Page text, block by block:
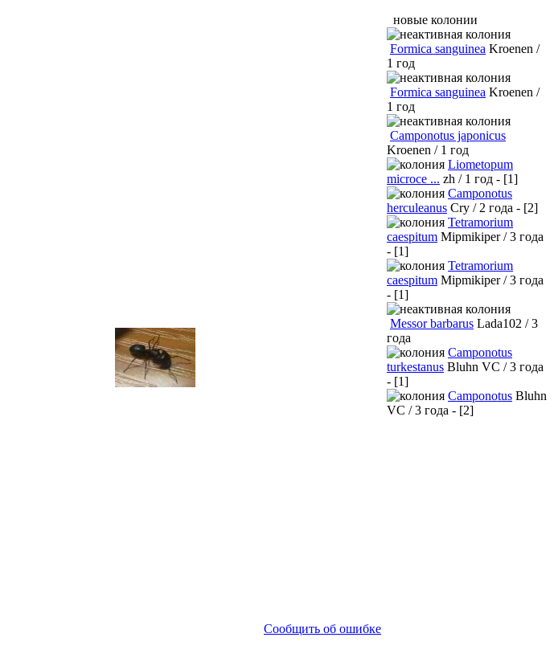
Сообщить об ошибке
новые колонии
Formica sanguinea Kroenen /
1 год
Formica sanguinea Kroenen /
1 год
Camponotus japonicus
Kroenen / 1 год
Liometopum
microce ... zh / 1 год - [1]
Camponotus
herculeanus Cry / 2 года - [2]
Tetramorium
caespitum Mipmikiper / 3 года
- [1]
Tetramorium
caespitum Mipmikiper / 3 года
- [1]
Messor barbarus Lada102 / 3
года
Camponotus
turkestanus Bluhn VC / 3 года
- [1]
Camponotus Bluhn
VC / 3 года - [2]